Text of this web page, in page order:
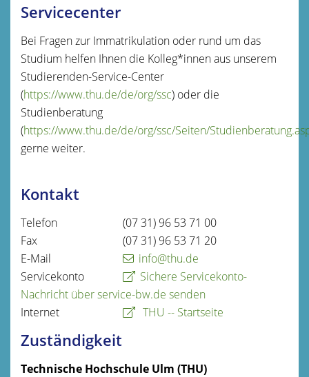
Servicecenter
Bei Fragen zur Immatrikulation oder rund um das
Studium helfen Ihnen die Kolleg*innen aus unserem
Studierenden-Service-Center
(https://www.thu.de/de/org/ssc) oder die
Studienberatung
(https://www.thu.de/de/org/ssc/Seiten/
gerne weiter.
Kontakt
Telefon (0731) 96 53 71 00
Fax
(0731) 96 53 71 20
E-Mail
info@thu.de
Servicekonto
Sichere Servicekonto-
Nachricht über service-bw.de senden
Internet
THU -- Startseite
Zuständigkeit
Technische Hochschule Ulm (THU)